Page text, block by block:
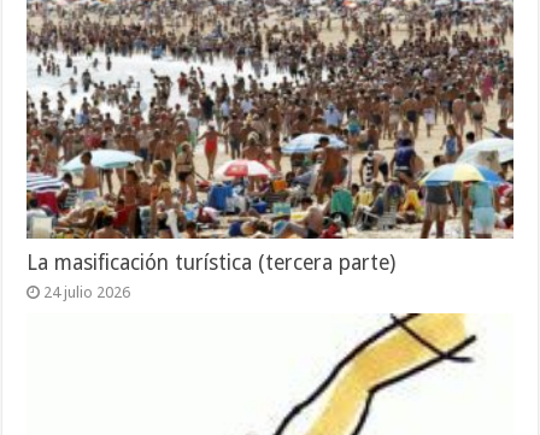
La masificación turística (tercera parte)
24 julio 2026